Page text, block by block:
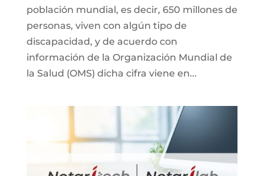
población mundial, es decir, 650 millones de
personas, viven con algún tipo de
discapacidad, y de acuerdo con
información de la Organización Mundial de
la Salud (OMS) dicha cifra viene en...